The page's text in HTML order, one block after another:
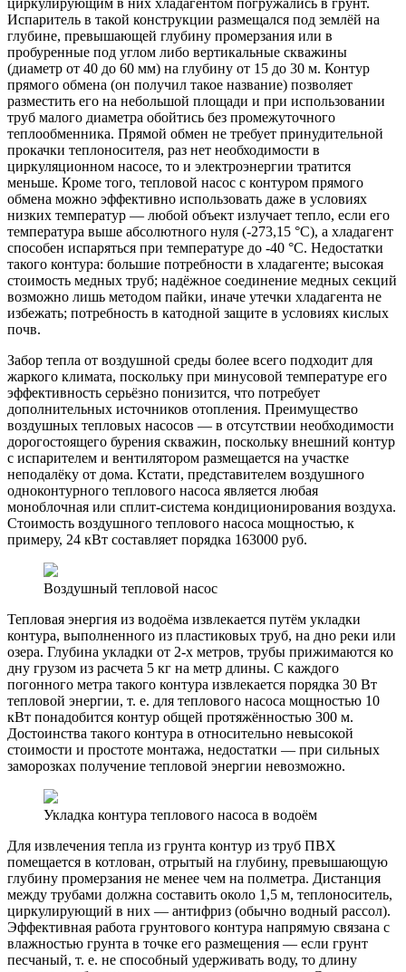
Испаритель в такой конструкции размещался под землёй на
глубине, превышающей глубину промерзания или в
пробуренные под углом либо вертикальные скважины
(диаметр от 40 до 60 мм) на глубину от 15 до 30 м. Контур
прямого обмена (он получил такое название) позволяет
разместить его на небольшой площади и при использовании
труб малого диаметра обойтись без промежуточного
теплообменника. Прямой обмен не требует принудительной
прокачки теплоносителя, раз нет необходимости в
циркуляционном насосе, то и электроэнергии тратится
меньше. Кроме того, тепловой насос с контуром прямого
обмена можно эффективно использовать даже в условиях
низких температур — любой объект излучает тепло, если его
температура выше абсолютного нуля (-273,15 °С), а хладагент
способен испаряться при температуре до -40 °С. Недостатки
такого контура: большие потребности в хладагенте; высокая
стоимость медных труб; надёжное соединение медных секций
возможно лишь методом пайки, иначе утечки хладагента не
избежать; потребность в катодной защите в условиях кислых
почв.
Забор тепла от воздушной среды более всего подходит для
жаркого климата, поскольку при минусовой температуре его
эффективность серьёзно понизится, что потребует
дополнительных источников отопления. Преимущество
воздушных тепловых насосов — в отсутствии необходимости
дорогостоящего бурения скважин, поскольку внешний контур
с испарителем и вентилятором размещается на участке
неподалёку от дома. Кстати, представителем воздушного
одноконтурного теплового насоса является любая
моноблочная или сплит-система кондиционирования воздуха.
Стоимость воздушного теплового насоса мощностью, к
примеру, 24 кВт составляет порядка 163000 руб.
Воздушный тепловой насос
Тепловая энергия из водоёма извлекается путём укладки
контура, выполненного из пластиковых труб, на дно реки или
озера. Глубина укладки от 2-х метров, трубы прижимаются ко
дну грузом из расчета 5 кг на метр длины. С каждого
погонного метра такого контура извлекается порядка 30 Вт
тепловой энергии, т. е. для теплового насоса мощностью 10
кВт понадобится контур общей протяжённостью 300 м.
Достоинства такого контура в относительно невысокой
стоимости и простоте монтажа, недостатки — при сильных
заморозках получение тепловой энергии невозможно.
Укладка контура теплового насоса в водоём
Для извлечения тепла из грунта контур из труб ПВХ
помещается в котлован, отрытый на глубину, превышающую
глубину промерзания не менее чем на полметра. Дистанция
между трубами должна составить около 1,5 м, теплоноситель,
циркулирующий в них — антифриз (обычно водный рассол).
Эффективная работа грунтового контура напрямую связана с
влажностью грунта в точке его размещения — если грунт
песчаный, т. е. не способный удерживать воду, то длину